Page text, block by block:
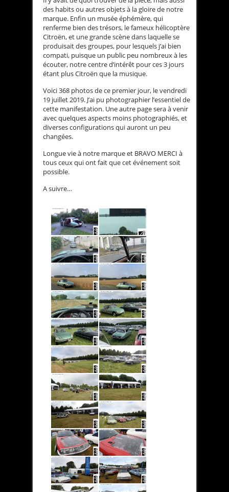
des habits ou autres objets à la gloire de notre
marque. Enfin un musée éphémère, qui
renferme bien des trésors, le fameux hélicoptère
Citroën, et une grande scène dans laquelle se
produisait des groupes, pour lesquels j’ai bien
compati, puisque un public peu nombreux à les
écouter, notre centre d’intérêt pour ces 3 jours
étant plus Citroën que la musique.
Voici 368 photos de ce premier jour, le vendredi
19 juillet 2019. J’ai pu photographier l’essentiel de
cette manifestation. Une autre page sera à venir
avec quelques aspects moins photographiés, et
diverses configurations qui auront un peu
changées.
Longue vie à notre marque et BRAVO MERCI à
tous ceux qui ont fait que cet événement soit
possible.
A suivre…